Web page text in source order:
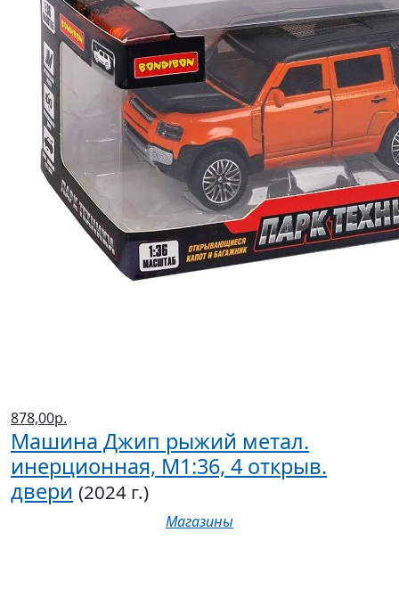
878,00р.
Машина Джип рыжий метал.
инерционная, М1:36, 4 открыв.
двери (2024 г.)
Магазины